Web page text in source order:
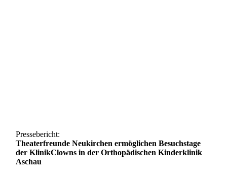
Pressebericht:
Theaterfreunde Neukirchen ermöglichen Besuchstage
der KlinikClowns in der Orthopädischen Kinderklinik
Aschau